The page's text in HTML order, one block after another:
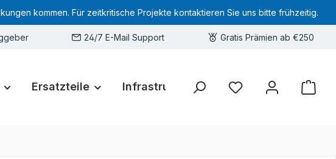
kommen. Für zeitkritische Projekte kontaktieren Sie uns bitte frühzeitig.
24/7 E-Mail Support Gratis Prämien ab €250
Ersatzteile Infrastruktur Hardware-Deals
Sie haben 0 Produkte